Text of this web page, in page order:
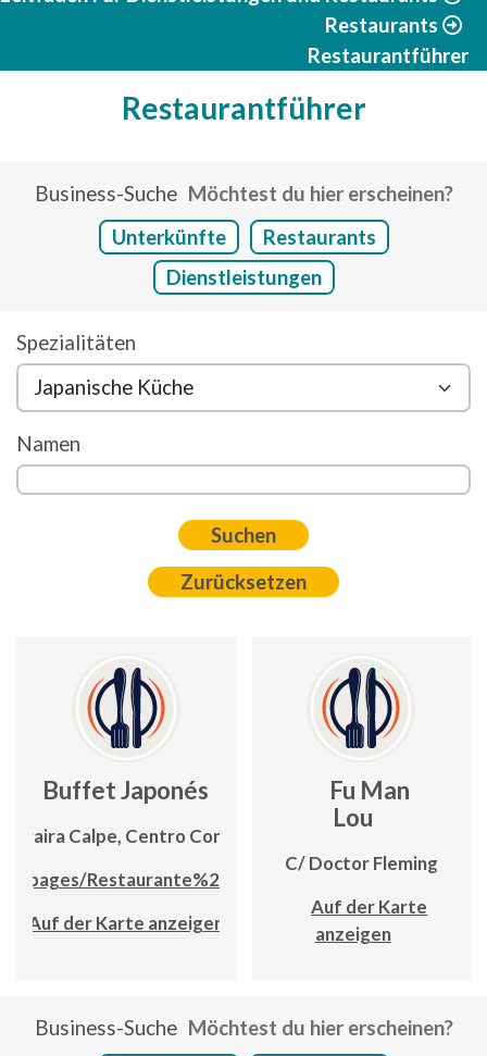
Restaurants
Restaurantführer
Restaurantführer
Business-Suche Möchtest du hier erscheinen?
Unterkünfte
Restaurants
Dienstleistungen
Spezialitäten
Namen
Buffet Japonés
Calpe, Centro Comercial Biblos 1
pages/Restaurante%20Buffet%20Japones
Auf der Karte anzeigen
Fu Man
Lou
C/ Doctor Fleming
Auf der Karte
anzeigen
Business-Suche Möchtest du hier erscheinen?